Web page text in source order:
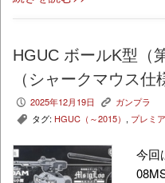
HGUC ボールK型（
（シャークマウス仕
P 2025年12月19日 K ガンプラ
, タグ: HGUC（～2015） , プレミ
今回